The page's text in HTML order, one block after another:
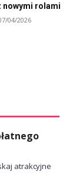
nowymi rolami
04/2026
atrakcyjne